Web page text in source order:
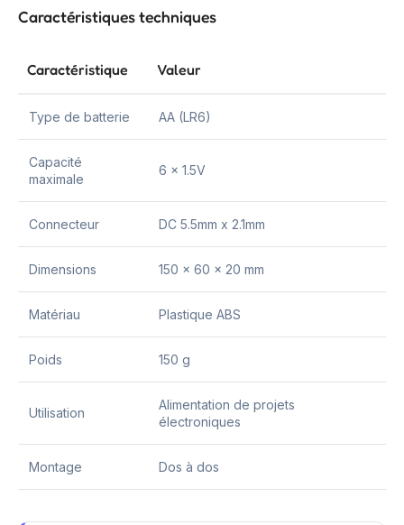
Caractéristiques techniques
Caractéristique Valeur
Type de batterie AA (LR6)
Capacité
maximale
6 x 1.5V
Connecteur DC 5.5mm x 2.1mm
Dimensions 150 x 60 x 20 mm
Matériau Plastique ABS
Poids 150 g
Utilisation
Alimentation de projets
électroniques
Montage Dos à dos